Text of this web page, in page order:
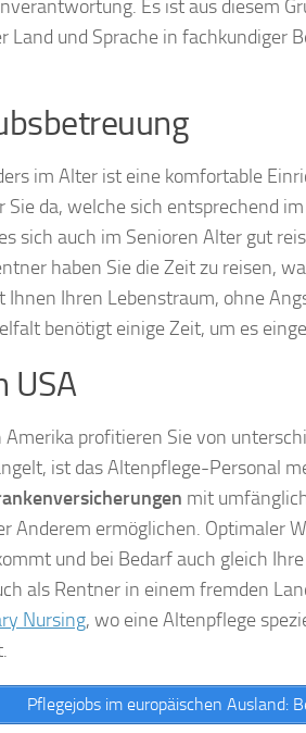
Es ist aus diesem
Land und Sprache in fachkundiger
im Alter ist eine komfortable
Sie da, welche sich entsprechend
sich auch im Senioren Alter gut
haben Sie die Zeit zu reisen,
Ihren Lebenstraum, ohne
benötigt einige Zeit, um es
USA
profitieren Sie von
ist das Altenpflege-Personal
mit
Anderem ermöglichen. Optimaler
und bei Bedarf auch gleich
als Rentner in einem fremden
Nursing, wo eine Altenpflege
Pflegejobs im europäischen Ausland: